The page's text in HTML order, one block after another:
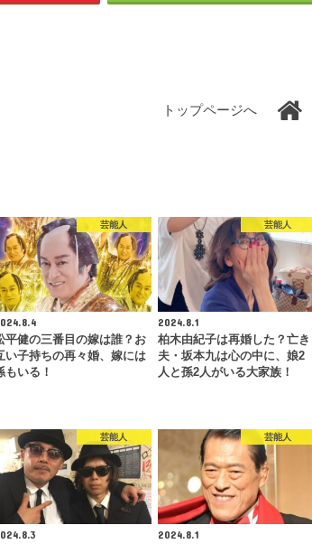
トップページへ
芸能人
平健の三番目の嫁は誰？お
い子持ちの再々婚、嫁には
もいる！
芸能人
2024.8.1
柏木由紀子は再婚した？亡き
夫・坂本九は心の中に、娘2
人と孫2人がいる大家族！
芸能人 芸能人
2024.8.1